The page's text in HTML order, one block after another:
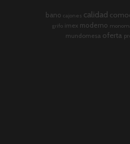
bano cajones calidad
grifo imex moderno
mundomesa oferta